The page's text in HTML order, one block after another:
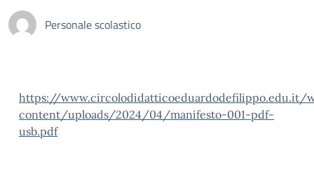
Personale scolastico
https://www.circolodidatticoeduardodefilippo.edu.it/
content/uploads/2024/04/manifesto-001-pdf-
usb.pdf